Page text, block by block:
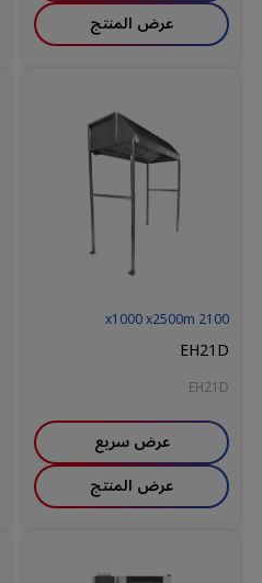
عرض المنتج
2100
1000x2500m
EH21D
EH21D
عرض سريع
عرض المنتج